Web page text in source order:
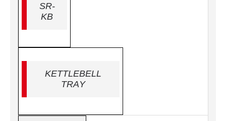
SR-
KB
KETTLEBELL
TRAY